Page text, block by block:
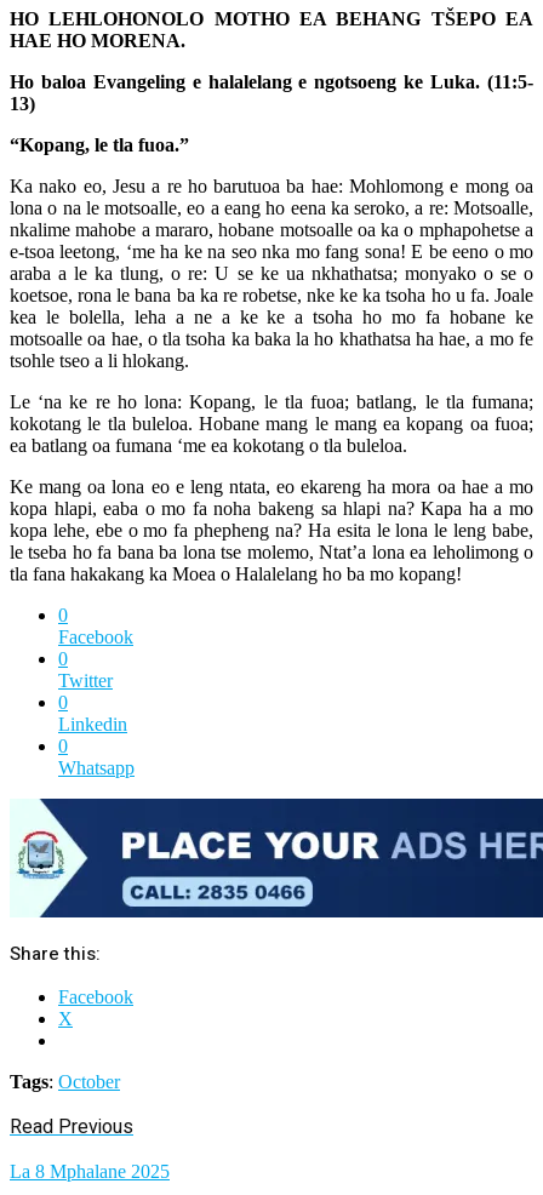
HO LEHLOHONOLO MOTHO EA BEHANG TŠEPO EA
HAE HO MORENA.
Ho baloa Evangeling e halalelang e ngotsoeng ke Luka. (11:5-
13)
“Kopang, le tla fuoa.”
Ka nako eo, Jesu a re ho barutuoa ba hae: Mohlomong e mong oa
lona o na le motsoalle, eo a eang ho eena ka seroko, a re: Motsoalle,
nkalime mahobe a mararo, hobane motsoalle oa ka o mphapohetse a
e-tsoa leetong, ‘me ha ke na seo nka mo fang sona! E be eeno o mo
araba a le ka tlung, o re: U se ke ua nkhathatsa; monyako o se o
koetsoe, rona le bana ba ka re robetse, nke ke ka tsoha ho u fa. Joale
kea le bolella, leha a ne a ke ke a tsoha ho mo fa hobane ke
motsoalle oa hae, o tla tsoha ka baka la ho khathatsa ha hae, a mo fe
tsohle tseo a li hlokang.
Le ‘na ke re ho lona: Kopang, le tla fuoa; batlang, le tla fumana;
kokotang le tla buleloa. Hobane mang le mang ea kopang oa fuoa;
ea batlang oa fumana ‘me ea kokotang o tla buleloa.
Ke mang oa lona eo e leng ntata, eo ekareng ha mora oa hae a mo
kopa hlapi, eaba o mo fa noha bakeng sa hlapi na? Kapa ha a mo
kopa lehe, ebe o mo fa phepheng na? Ha esita le lona le leng babe,
le tseba ho fa bana ba lona tse molemo, Ntat’a lona ea leholimong o
tla fana hakakang ka Moea o Halalelang ho ba mo kopang!
0
Facebook
0
Twitter
0
Linkedin
0
Whatsapp
Share this:
Facebook
X
Tags: October
Read Previous
La 8 Mphalane 2025